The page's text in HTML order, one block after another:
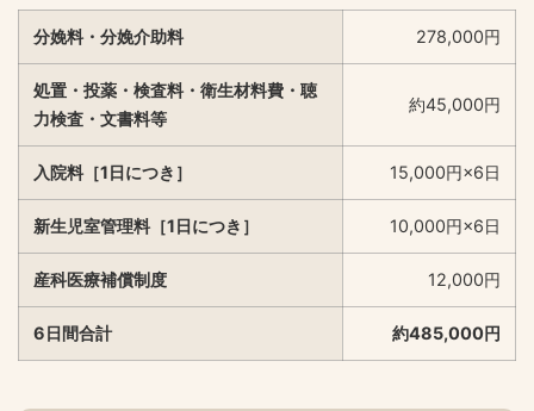
分娩料・分娩介助料 278,000円
処置・投薬・検査料・衛生材料費・聴
力検査・文書料等
約45,000円
入院料［1日につき］ 15,000円×6日
新生児室管理料［1日につき］ 10,000円×6日
産科医療補償制度 12,000円
6日間合計 約485,000円